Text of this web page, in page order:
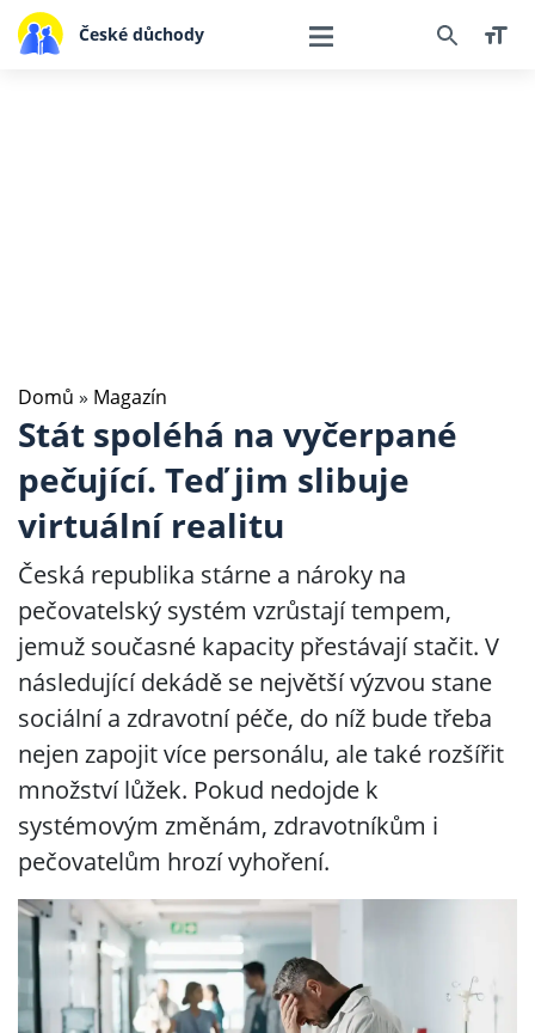
České důchody
Domů » Magazín
Stát spoléhá na vyčerpané
pečující. Teď jim slibuje
virtuální realitu
Česká republika stárne a nároky na
pečovatelský systém vzrůstají tempem,
jemuž současné kapacity přestávají stačit. V
následující dekádě se největší výzvou stane
sociální a zdravotní péče, do níž bude třeba
nejen zapojit více personálu, ale také rozšířit
množství lůžek. Pokud nedojde k
systémovým změnám, zdravotníkům i
pečovatelům hrozí vyhoření.